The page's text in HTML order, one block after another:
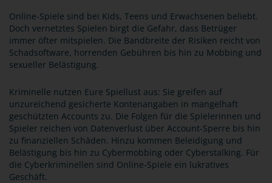
Online-Spiele sind bei Kids, Teens und Erwachsenen beliebt.
Doch vernetztes Spielen birgt die Gefahr, dass Betrüger
immer öfter mitspielen. Die Bandbreite der Risiken reicht von
Schadsoftware, horrenden Gebühren bis hin zu Mobbing und
sexueller Belästigung.
Kriminelle nutzen Eure Spiellust aus: Sie greifen auf
unzureichend gesicherte Kontenangaben in mangelhaft
geschützten Accounts zu. Die Folgen für die Spielerinnen und
Spieler reichen von Datenverlust über Account-Sperre bis hin
zu finanziellen Schäden. Hinzu kommen Beleidigung und
Belästigung bis hin zu Cybermobbing oder Cyberstalking. Für
die Cyberkriminellen sind Online-Spiele ein lukratives
Geschäft.